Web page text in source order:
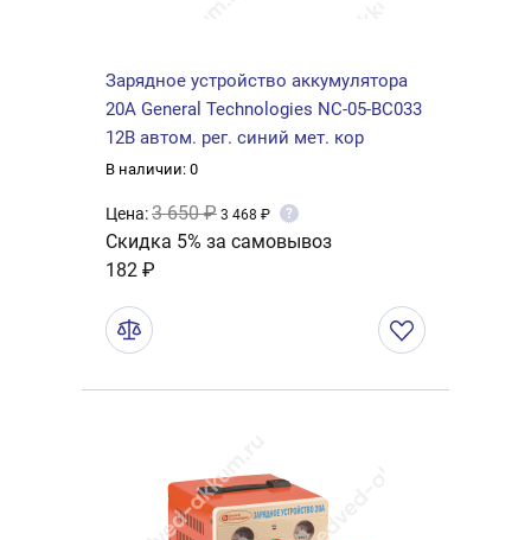
Зарядное устройство аккумулятора
20А General Technologies NC-05-BC033
12В автом. рег. синий мет. кор
В наличии: 0
Цена:3 650 ₽ 3 468 ₽ ?
Скидка 5% за самовывоз
182 ₽